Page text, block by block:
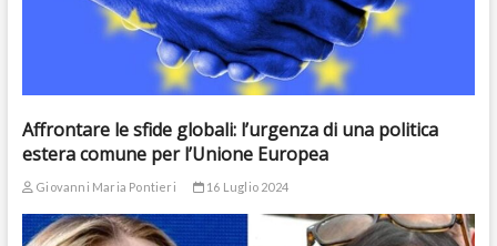
Affrontare le sfide globali: l’urgenza di una politica
estera comune per l’Unione Europea
Giovanni Maria Pontieri 16 Luglio 2024